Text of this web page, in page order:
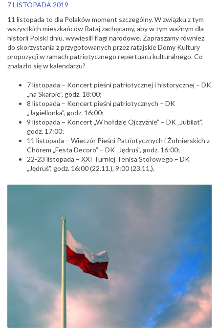
7 LISTOPADA 2019
11 listopada to dla Polaków moment szczególny.W związku z tym
wszystkich mieszkańców Rataj zachęcamy, aby w tym ważnym dla
historii Polski dniu, wywiesili flagi narodowe. Zapraszamy również
do skorzystania z przygotowanych przez ratajskie Domy Kultury
propozycji w ramach patriotycznego repertuaru kulturalnego. Co
znalazło się w kalendarzu?
7 listopada – Koncert pieśni patriotycznej i historycznej – DK
„na Skarpie”, godz. 18:00;
8 listopada – Koncert pieśni patriotycznych – DK
„Jagiellonka”, godz. 16:00;
9 listopada – Koncert „W hołdzie Ojczyźnie” – DK „Jubilat”,
godz. 17:00;
11 listopada – Wieczór Pieśni Patriotycznych i Żołnierskich z
Chórem „Festa Decoro” – DK „Jędruś”, godz. 16:00;
22-23 listopada – XXI Turniej Tenisa Stołowego – DK
„Jędruś”, godz. 16:00 (22.11.), 9:00 (23.11.).